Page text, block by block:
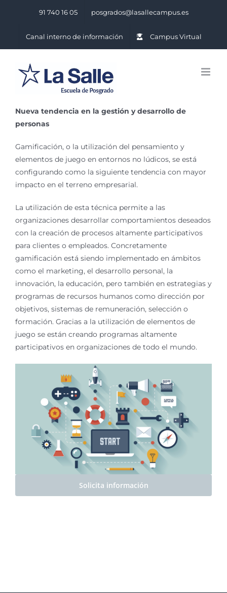
91 740 16 05 posgrados@lasallecampus.es
Canal interno de información Campus Virtual
Nueva tendencia en la gestión y desarrollo de
personas
Gamificación, o la utilización del pensamiento y
elementos de juego en entornos no lúdicos, se está
configurando como la siguiente tendencia con mayor
impacto en el terreno empresarial.
La utilización de esta técnica permite a las
organizaciones desarrollar comportamientos deseados
con la creación de procesos altamente participativos
para clientes o empleados. Concretamente
gamificación está siendo implementado en ámbitos
como el marketing, el desarrollo personal, la
innovación, la educación, pero también en estrategias y
programas de recursos humanos como dirección por
objetivos, sistemas de remuneración, selección o
formación. Gracias a la utilización de elementos de
juego se están creando programas altamente
participativos en organizaciones de todo el mundo.
Solicita información